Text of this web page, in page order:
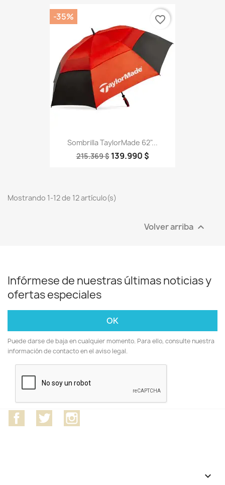
Sombrilla TaylorMade 62"...
215.369 $ 139.990 $
-35% favorite_border
Mostrando 1-12 de 12 artículo(s)
Volver arriba 
Infórmese de nuestras últimas noticias y
ofertas especiales
Puede darse de baja en cualquier momento. Para ello, consulte nuestra
información de contacto en el aviso legal.
FacebookTwitter
